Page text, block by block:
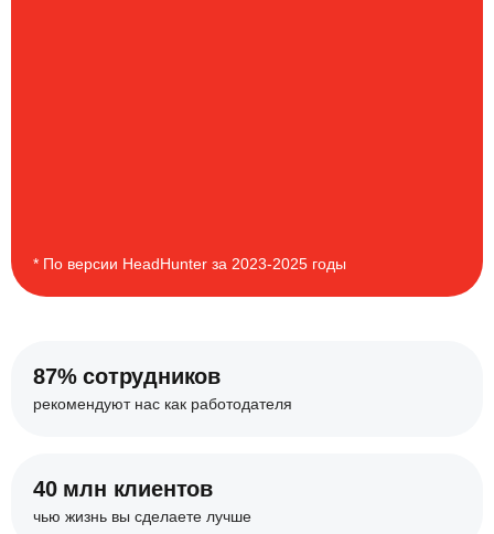
* По версии HeadHunter за 2023-2025 годы
87% сотрудников
рекомендуют нас как работодателя
40 млн клиентов
чью жизнь вы сделаете лучше